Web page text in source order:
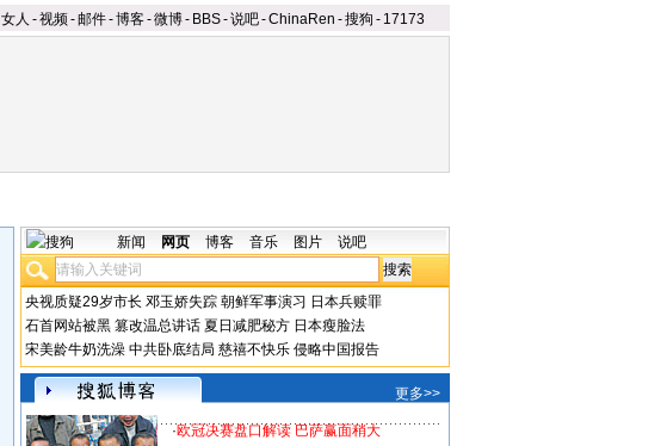
女人 -视频-邮件-博客-微博- BBS-说吧-ChinaRen -搜狗 - 17173
新闻 网页 博客 音乐 图片 说吧
央视质疑29岁市长 邓玉娇失踪 朝鲜军事演习 日本兵赎罪
石首网站被黑 篡改温总讲话 夏日减肥秘方 日本瘦脸法
宋美龄牛奶洗澡 中共卧底结局 慈禧不快乐 侵略中国报告
更多>>
·欧冠决赛盘口解读 巴萨赢面稍大